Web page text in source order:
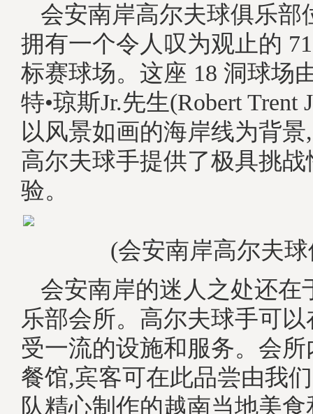
会安南岸高尔夫球俱乐部
拥有一个令人叹为观止的
标赛球场。这座 18 洞球场
特•琼斯Jr.先生(Robert Trent
以风景如画的海岸线为背
高尔夫球手提供了极具挑
验。
(会安南岸高尔夫
会安南岸的迷人之处还在
乐部会所。高尔夫球手可
受一流的设施和服务。会所
餐馆,宾客可在此品尝由我
队精心制作的越南当地美